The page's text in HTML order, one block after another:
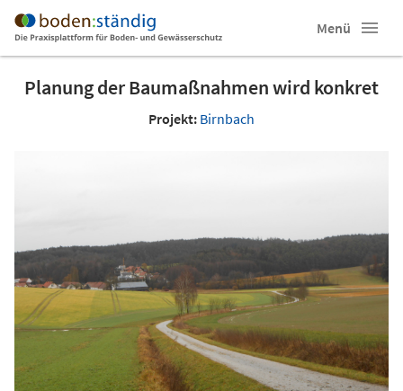
Menü
Planung der Baumaßnahmen wird konkret
Projekt: Birnbach